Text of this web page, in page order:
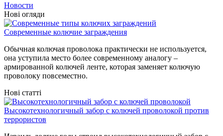
Новости
Нові огляди
Современные колючие заграждения
Обычная колючая проволока практически не используется,
она уступила место более современному аналогу –
армированной колючей ленте, которая заменяет колючую
проволоку повсеместно.
Нові статті
Высокотехнологичный забор с колючей проволокой против
террористов